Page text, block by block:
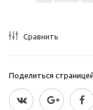
Сравнить
Поделиться